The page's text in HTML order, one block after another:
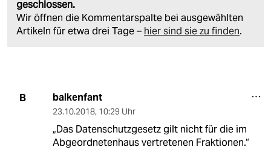
geschlossen.
Wir öffnen die Kommentarspalte bei ausgewählten
Artikeln für etwa drei Tage – hier sind sie zu finden.
B balkenfant
23.10.2018, 10:29 Uhr
„Das Datenschutzgesetz gilt nicht für die im
Abgeordnetenhaus vertretenen Fraktionen.“